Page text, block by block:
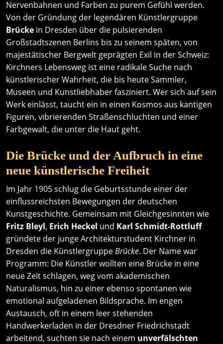
Nervenbahnen und Farben zu purem Gefühl werden.
Von der Gründung der legendären Künstlergruppe
Brücke in Dresden über die pulsierenden
Großstadtszenen Berlins bis zu seinem späten, von
majestätischer Bergwelt geprägten Exil in der Schweiz:
Kirchners Lebensweg ist eine radikale Suche nach
künstlerischer Wahrheit, die bis heute Sammler,
Museen und Kunstliebhaber fasziniert. Wer sich auf sein
Werk einlässt, taucht ein in einen Kosmos aus kantigen
Figuren, vibrierenden Straßenschluchten und einer
Farbgewalt, die unter die Haut geht.
Die Brücke und der Aufbruch in eine
neue künstlerische Freiheit
Im Jahr 1905 schlug die Geburtsstunde einer der
einflussreichsten Bewegungen der deutschen
Kunstgeschichte. Gemeinsam mit Gleichgesinnten wie
Fritz Bleyl, Erich Heckel und Karl Schmidt-Rottluff
gründete der junge Architekturstudent Kirchner in
Dresden die KünstlergruppeBrücke. Der Name war
Programm: Die Künstler wollten eine Brücke in eine
neue Zeit schlagen, weg vom akademischen
Naturalismus, hin zu einer ebenso spontanen wie
emotional aufgeladenen Bildsprache. Im engen
Austausch, oft in einem leer stehenden
Handwerkerladen in der Dresdner Friedrichstadt
arbeitend, suchten sie nach einem unverfälschten